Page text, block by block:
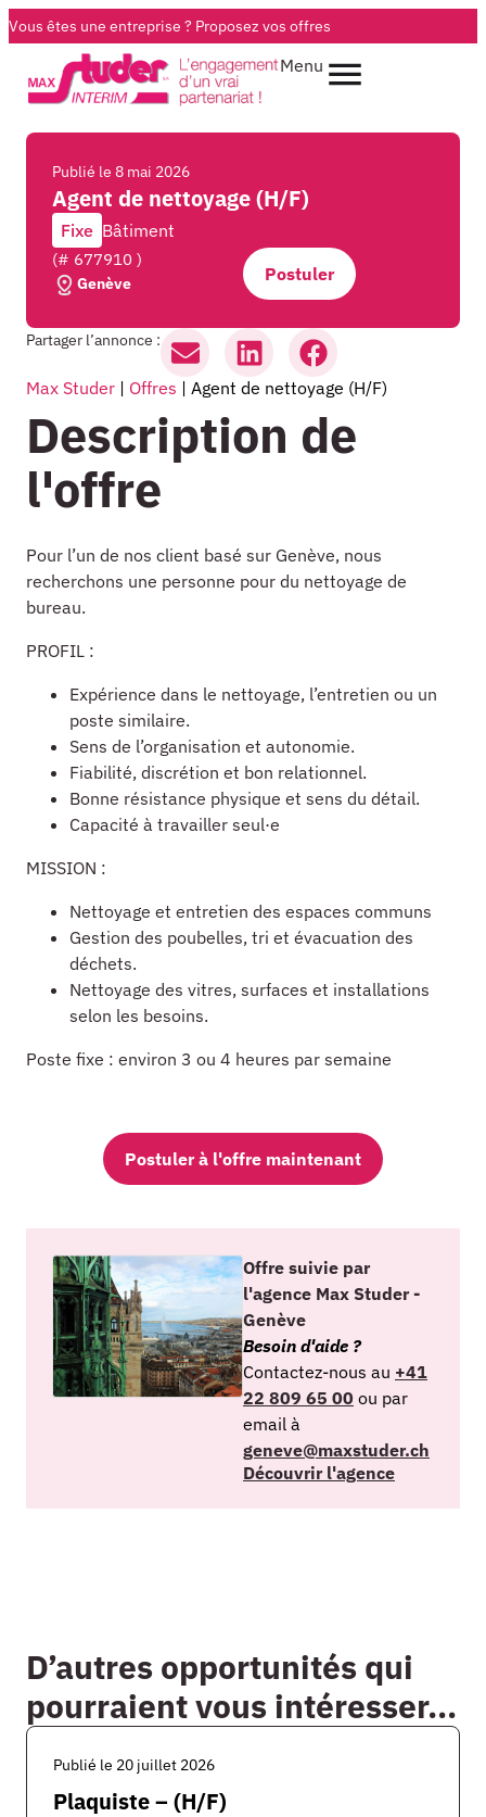
Vous êtes une entreprise ? Proposez vos offres
Menu
Publié le 8 mai 2026
Agent de nettoyage (H/F)
Fixe Bâtiment
(# 677910 )
Genève Postuler
Partager l’annonce :
Max Studer | Offres | Agent de nettoyage (H/F)
Description de
l'offre
Pour l’un de nos client basé sur Genève, nous
recherchons une personne pour du nettoyage de
bureau.
PROFIL :
Expérience dans le nettoyage, l’entretien ou un
poste similaire.
Sens de l’organisation et autonomie.
Fiabilité, discrétion et bon relationnel.
Bonne résistance physique et sens du détail.
Capacité à travailler seul·e
MISSION :
Nettoyage et entretien des espaces communs
Gestion des poubelles, tri et évacuation des
déchets.
Nettoyage des vitres, surfaces et installations
selon les besoins.
Poste fixe : environ 3 ou 4 heures par semaine
Postuler à l'offre maintenant
Offre suivie par
l'agence Max Studer -
Genève
Besoin d'aide ?
Contactez-nous au +41
22 809 65 00 ou par
email à
geneve@maxstuder.ch
Découvrir l'agence
D’autres opportunités qui
pourraient vous intéresser...
Publié le 20 juillet 2026
Plaquiste – (H/F)